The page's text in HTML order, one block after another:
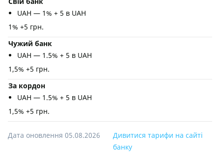
UAH — 1% + 5 в UAH
1% +5 грн.
Чужий банк
UAH — 1.5% + 5 в UAH
1,5% +5 грн.
За кордон
UAH — 1.5% + 5 в UAH
1,5% +5 грн.
Дата оновлення 05.08.2026
Дивитися тарифи на сайті
банку